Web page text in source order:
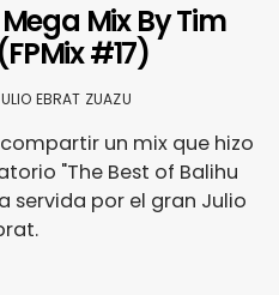
Mix By Tim
#17)
EBRAT ZUAZU
un mix que hizo
"The Best of Balihu
servida por el gran Julio